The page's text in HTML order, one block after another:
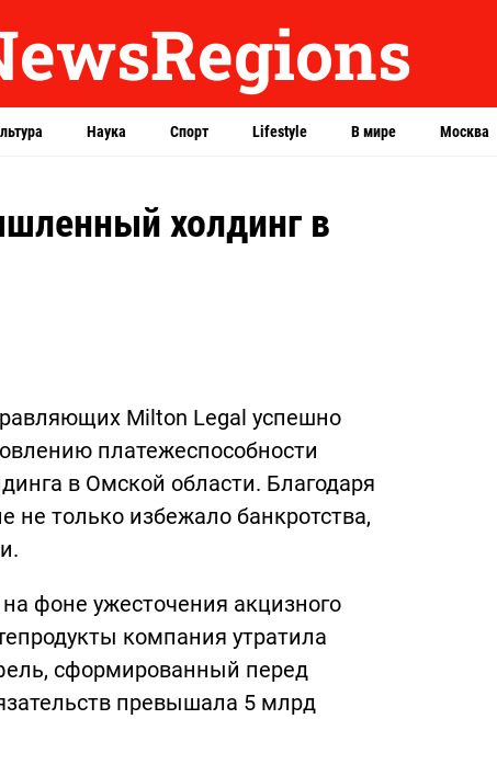
Наука Спорт Lifestyle В мире Москва
холдинг в
Milton Legal успешно
платежеспособности
в Омской области. Благодаря
не только избежало банкротства,
фоне ужесточения акцизного
компания утратила
сформированный перед
превышала 5 млрд